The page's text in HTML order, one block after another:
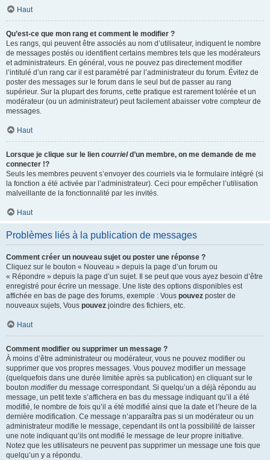
Haut
Qu’est-ce que mon rang et comment le modifier ?
Les rangs, qui peuvent être associés au nom d’utilisateur, indiquent le nombre
de messages postés ou identifient certains membres tels que les modérateurs
et administrateurs. En général, vous ne pouvez pas directement modifier
l’intitulé d’un rang car il est paramétré par l’administrateur du forum. Évitez de
poster des messages sur le forum dans le seul but de passer au rang
supérieur. Sur la plupart des forums, cette pratique est rarement tolérée et un
modérateur (ou un administrateur) peut facilement abaisser votre compteur de
messages.
Haut
Lorsque je clique sur le lien courrield’un membre, on me demande de me
connecter !?
Seuls les membres peuvent s’envoyer des courriels via le formulaire intégré (si
la fonction a été activée par l’administrateur). Ceci pour empêcher l’utilisation
malveillante de la fonctionnalité par les invités.
Haut
Problèmes liés à la publication de messages
Comment créer un nouveau sujet ou poster une réponse ?
Cliquez sur le bouton « Nouveau » depuis la page d’un forum ou
« Répondre » depuis la page d’un sujet. Il se peut que vous ayez besoin d’être
enregistré pour écrire un message. Une liste des options disponibles est
affichée en bas de page des forums, exemple : Vous pouvez poster de
nouveaux sujets, Vous pouvez joindre des fichiers, etc.
Haut
Comment modifier ou supprimer un message ?
À moins d’être administrateur ou modérateur, vous ne pouvez modifier ou
supprimer que vos propres messages. Vous pouvez modifier un message
(quelquefois dans une durée limitée après sa publication) en cliquant sur le
bouton modifierdu message correspondant. Si quelqu’un a déjà répondu au
message, un petit texte s’affichera en bas du message indiquant qu’il a été
modifié, le nombre de fois qu’il a été modifié ainsi que la date et l’heure de la
dernière modification. Ce message n’apparaîtra pas si un modérateur ou un
administrateur modifie le message, cependant ils ont la possibilité de laisser
une note indiquant qu’ils ont modifié le message de leur propre initiative.
Notez que les utilisateurs ne peuvent pas supprimer un message une fois que
quelqu’un y a répondu.